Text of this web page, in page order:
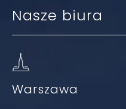
Nasze biura
Warszawa